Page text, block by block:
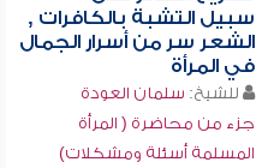
سبيل التشبة بالكافرات ,
الشعر سر من أسرار الجمال
في المرأة
للشيخ: سلمان العودة
جزء من محاضرة ( المرأة
المسلمة أسئلة ومشكلات)